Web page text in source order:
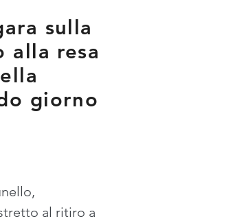
sulla
alla resa
giorno
al ritiro a